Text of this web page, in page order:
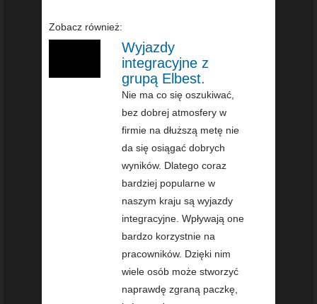
Zobacz również:
Wyjazdy
integracyjne z
grupą Elbest.
Nie ma co się oszukiwać,
bez dobrej atmosfery w
firmie na dłuższą metę nie
da się osiągać dobrych
wyników. Dlatego coraz
bardziej popularne w
naszym kraju są wyjazdy
integracyjne. Wpływają one
bardzo korzystnie na
pracowników. Dzięki nim
wiele osób może stworzyć
naprawdę zgraną paczkę,